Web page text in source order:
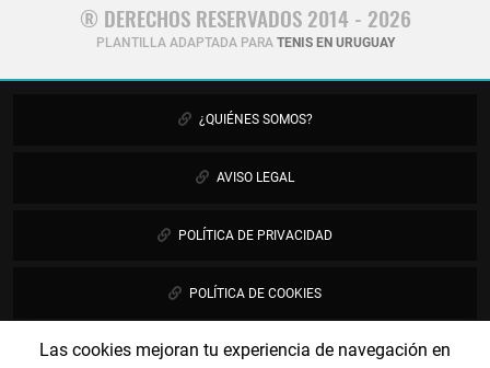
Las cookies mejoran tu experiencia de navegación en
® DERECHOS RESERVADOS 2014 - 2026
PLANTILLA ADAPTADA PARA TENIS EN URUGUAY
¿QUIÉNES SOMOS?
AVISO LEGAL
POLÍTICA DE PRIVACIDAD
POLÍTICA DE COOKIES
PUBLICIDAD